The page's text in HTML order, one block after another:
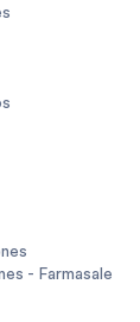
- Farmasale